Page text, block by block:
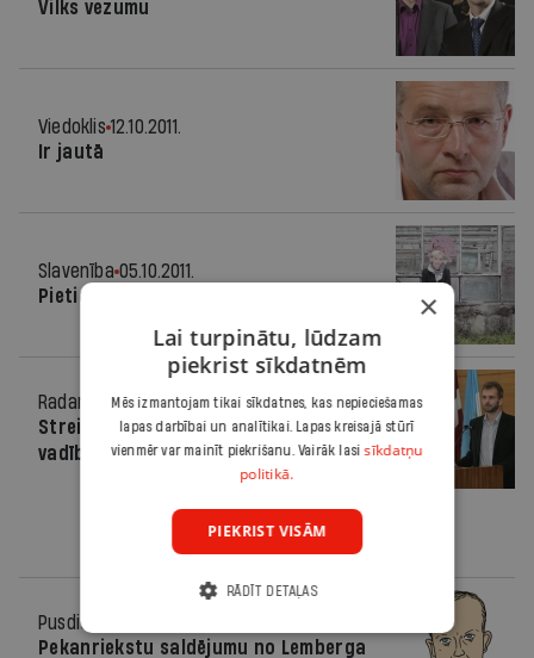
Vilks vezumu
Viedoklis 12.10.2011.
Ir jautā
Slavenība 05.10.2011.
Pietiek ar tviteri
Radars
28.09.2011.
Streipa vietā diskusiju raidījuma
vadībai pieteicies Šķēles runasvīrs
Pusdienās
Pekanriekstu saldējumu no Lemberga
×
Lai turpinātu, lūdzam
piekrist sīkdatnēm
Mēs izmantojam tikai sīkdatnes, kas nepieciešamas
lapas darbībai un analītikai. Lapas kreisajā stūrī
vienmēr var mainīt piekrišanu. Vairāk lasisīkdatņu
politikā.
PIEKRIST VISĀM
RĀDĪT DETAĻAS